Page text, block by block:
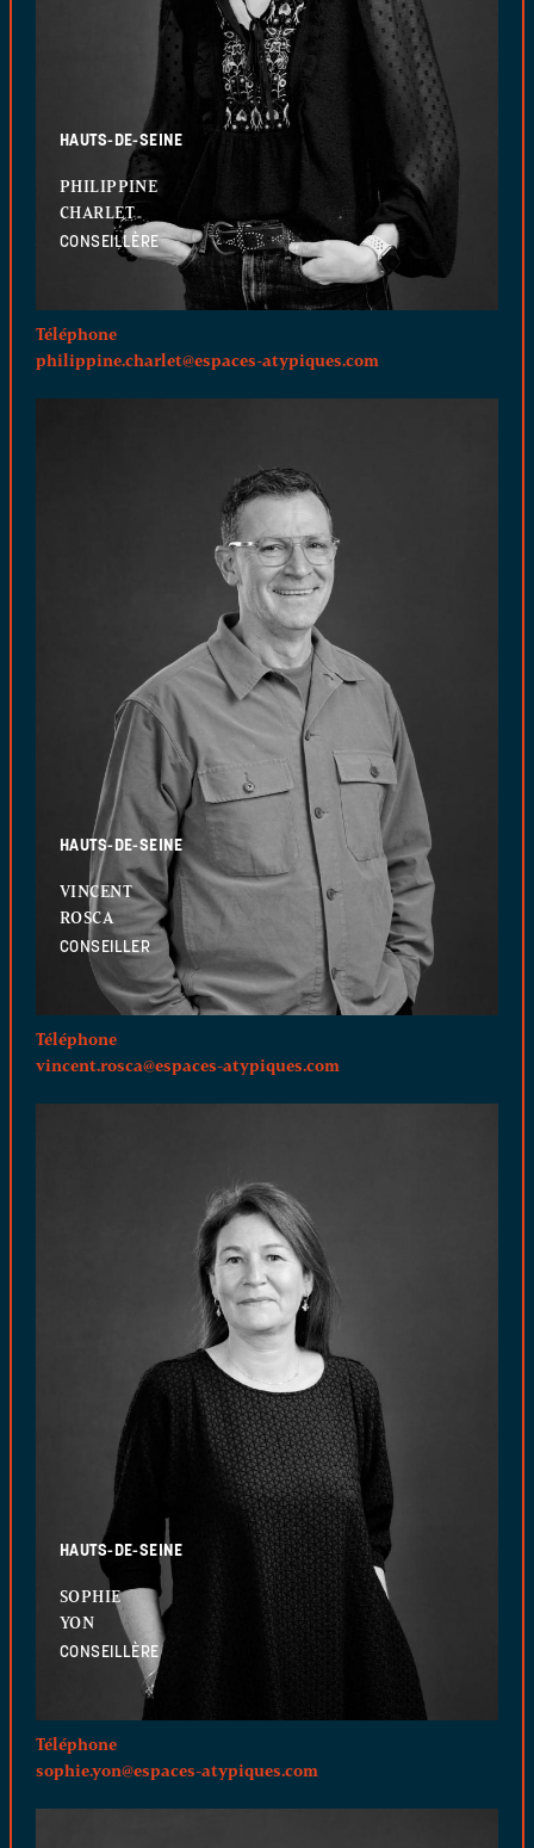
HAUTS-DE-SEINE
PHILIPPINE
CHARLET
CONSEILLÈRE
Téléphone
philippine.charlet@espaces-atypiques.com
HAUTS-DE-SEINE
VINCENT
ROSCA
CONSEILLER
Téléphone
vincent.rosca@espaces-atypiques.com
HAUTS-DE-SEINE
SOPHIE
YON
CONSEILLÈRE
Téléphone
sophie.yon@espaces-atypiques.com